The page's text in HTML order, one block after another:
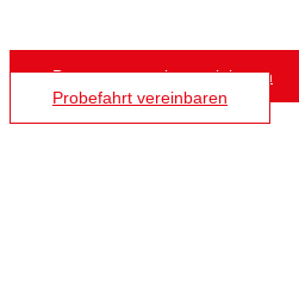
Beratungstermin vereinbaren
Probefahrt vereinbaren